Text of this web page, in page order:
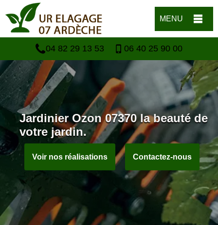
MENU
04 82 29 13 53 06 40 25 90 00
Jardinier Ozon 07370 la beauté de
votre jardin.
Voir nos réalisations Contactez-nous